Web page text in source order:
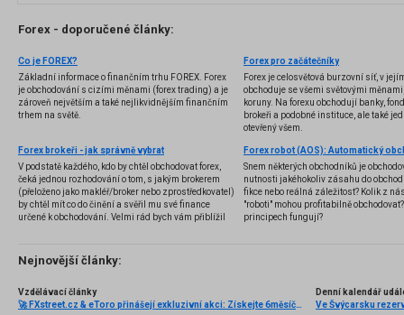
Forex - doporučené články:
Co je FOREX?
Základní informace o finančním trhu FOREX. Forex
je obchodování s cizími měnami (forex trading) a je
zároveň největším a také nejlikvidnějším finančním
trhem na světě.
Forex pro začátečníky
Forex je celosvětová burzovní síť, v
obchoduje se všemi světovými
koruny. Na forexu obchodují banky,
brokeři a podobné instituce, ale také
otevřený všem.
Forex brokeři - jak správně vybrat
V podstatě každého, kdo by chtěl obchodovat forex,
čeká jednou rozhodování o tom, s jakým brokerem
(přeloženo jako makléř/broker nebo zprostředkovatel)
by chtěl mít co do činění a svěřil mu své finance
určené k obchodování. Velmi rád bych vám přiblížil
několik příkladů nejznámějších z nich.
Snem některých obchodníků je
nutnosti jakéhokoliv zásahu do
fikce nebo reálná záležitost? Kolik z
"roboti" mohou profitabilně
principech fungují?
Nejnovější články:
Vzdělávací články
🚀 FXstreet.cz & eToro přinášejí exkluzivní akci: Získejte 6měsíční členství ve VIP zóně ZDARMA
Denní kalendář
Ve Švýcarsku